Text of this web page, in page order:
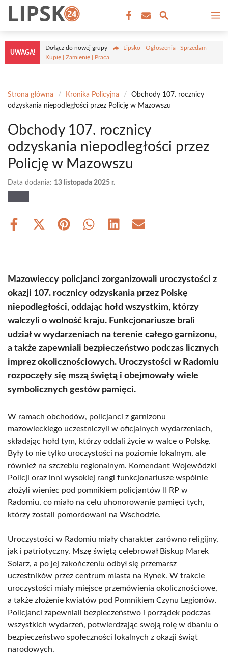
Przejdź
treści
UWAGA!
Dołącz do nowej grupy
Lipsko - Ogłoszenia | Sprzedam |
Kupię | Zamienię | Praca
Strona główna / Kronika Policyjna /
Obchody 107. rocznicy
odzyskania niepodległości przez Policję w Mazowszu
Obchody 107. rocznicy
odzyskania niepodległości przez
Policję w Mazowszu
Data dodania: 13 listopada 2025 r.
Share
Share
(Twitter)
Share Share Share Share
Mazowieccy policjanci zorganizowali uroczystości z
okazji 107. rocznicy odzyskania przez Polskę
niepodległości, oddając hołd wszystkim, którzy
walczyli o wolność kraju. Funkcjonariusze brali
udział w wydarzeniach na terenie całego garnizonu,
a także zapewniali bezpieczeństwo podczas licznych
imprez okolicznościowych. Uroczystości w Radomiu
rozpoczęły się mszą świętą i obejmowały wiele
symbolicznych gestów pamięci.
W ramach obchodów, policjanci z garnizonu
mazowieckiego uczestniczyli w oficjalnych wydarzeniach,
składając hołd tym, którzy oddali życie w walce o Polskę.
Były to nie tylko uroczystości na poziomie lokalnym, ale
również na szczeblu regionalnym. Komendant Wojewódzki
Policji oraz inni wysokiej rangi funkcjonariusze wspólnie
złożyli wieniec pod pomnikiem policjantów II RP w
Radomiu, co miało na celu uhonorowanie pamięci tych,
którzy zostali pomordowani na Wschodzie.
Uroczystości w Radomiu miały charakter zarówno religijny,
jak i patriotyczny. Mszę świętą celebrował Biskup Marek
Solarz, a po jej zakończeniu odbył się przemarsz
uczestników przez centrum miasta na Rynek. W trakcie
uroczystości miały miejsce przemówienia okolicznościowe,
a także złożenie kwiatów pod Pomnikiem Czynu Legionów.
Policjanci zapewniali bezpieczeństwo i porządek podczas
wszystkich wydarzeń, potwierdzając swoją rolę w dbaniu o
bezpieczeństwo społeczności lokalnych z okazji świąt
narodowych.